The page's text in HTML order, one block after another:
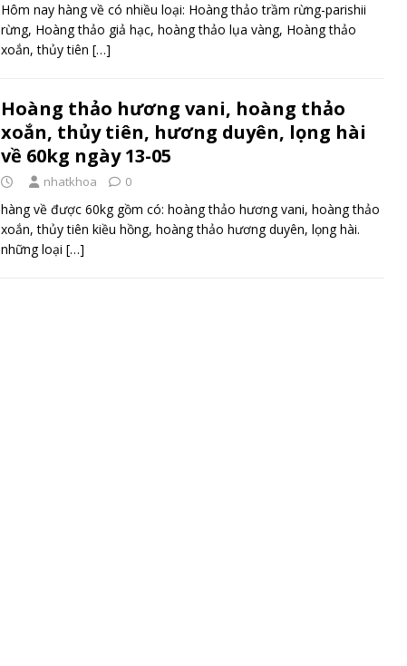
Hôm nay hàng về có nhiều loại: Hoàng thảo trầm rừng-parishii
rừng, Hoàng thảo giả hạc, hoàng thảo lụa vàng, Hoàng thảo
xoắn, thủy tiên […]
Hoàng thảo hương vani, hoàng thảo
xoắn, thủy tiên, hương duyên, lọng hài
về 60kg ngày 13-05
nhatkhoa 0
hàng về được 60kg gồm có: hoàng thảo hương vani, hoàng thảo
xoắn, thủy tiên kiều hồng, hoàng thảo hương duyên, lọng hài.
những loại […]